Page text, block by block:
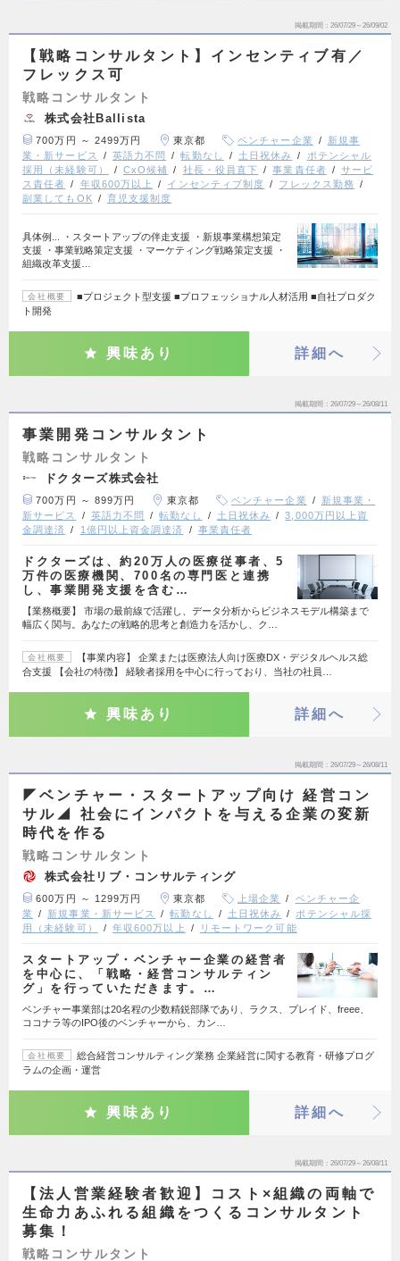
掲載期間 26/07/29～26/09/02
【戦略コンサルタント】インセンティブ有／
フレックス可
戦略コンサルタント
株式会社Ballista
700万円 ～ 2499万円 東京都 ベンチャー企業
新規事
業・新サービス
英語力不問 転勤なし 土日祝休み
ポテンシャル
採用（未経験可）
CxO候補 社長・役員直下 事業責任者
サービ
ス責任者
年収600万以上 インセンティブ制度
フレックス勤務
副業してもOK
育児支援制度
具体例... ・スタートアップの伴走支援 ・新規事業構想策定
支援 ・事業戦略策定支援 ・マーケティング戦略策定支援 ・
組織改革支援…
会社概要
■プロジェクト型支援 ■プロフェッショナル人材活用 ■自社プロダク
ト開発
興味あり 詳細へ
掲載期間 26/07/29～26/08/11
事業開発コンサルタント
戦略コンサルタント
ドクターズ株式会社
700万円 ～ 899万円 東京都 ベンチャー企業
新規事業・
新サービス
英語力不問 転勤なし 土日祝休み
3,000万円以上資
金調達済
1億円以上資金調達済 事業責任者
ドクターズは、約20万人の医療従事者、5
万件の医療機関、700名の専門医と連携
し、事業開発支援を含む…
【業務概要】 市場の最前線で活躍し、データ分析からビジネスモデル構築まで
幅広く関与。あなたの戦略的思考と創造力を活かし、ク…
会社概要
【事業内容】 企業または医療法人向け医療DX・デジタルヘルス総
合支援 【会社の特徴】 経験者採用を中心に行っており、当社の社員…
興味あり 詳細へ
掲載期間 26/07/29～26/08/11
◤ベンチャー・スタートアップ向け 経営コン
サル◢ 社会にインパクトを与える企業の変新
時代を作る
戦略コンサルタント
株式会社リブ・コンサルティング
600万円 ～ 1299万円 東京都 上場企業
ベンチャー企
業
新規事業・新サービス 転勤なし 土日祝休み
ポテンシャル採
用（未経験可）
年収600万以上 リモートワーク可能
スタートアップ・ベンチャー企業の経営者
を中心に、「戦略・経営コンサルティン
グ」を行っていただきます。…
ベンチャー事業部は20名程の少数精鋭部隊であり、ラクス、プレイド、freee、
ココナラ等のIPO後のベンチャーから、カン…
会社概要
総合経営コンサルティング業務 企業経営に関する教育・研修プログ
ラムの企画・運営
興味あり 詳細へ
掲載期間 26/07/29～26/08/11
【法人営業経験者歓迎】コスト×組織の両軸で
生命力あふれる組織をつくるコンサルタント
募集！
戦略コンサルタント